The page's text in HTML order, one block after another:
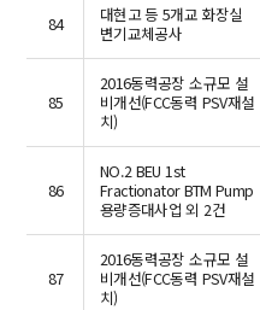
84
대현고 등 5개교 화장실
변기교체공사
85
2016동력공장 소규모 설
비개선(FCC동력 PSV재설
치)
86
NO.2 BEU 1st
Fractionator BTM Pump
용량증대사업 외 2건
87
2016동력공장 소규모 설
비개선(FCC동력 PSV재설
치)